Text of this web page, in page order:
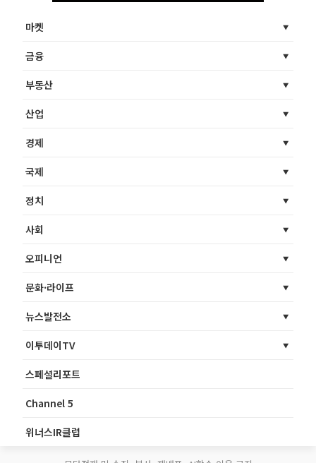
마켓
금융
부동산
산업
경제
국제
정치
사회
오피니언
문화·라이프
뉴스발전소
이투데이TV
스페셜리포트
Channel 5
위너스IR클럽